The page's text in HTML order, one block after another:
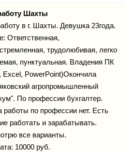
Гороскоп
Карты
Фотогалерея
Шахты
в г. Шахты. Девушка 23года.
Ответственная,
трудолюбивая, легко
пунктуальная. Владения ПК
Excel, PowerPoint)Окончила
агропромышленный
По профессии бухгалтер.
работы по профессии нет. Есть
работать и зарабатывать.
все варианты.
10000 руб.